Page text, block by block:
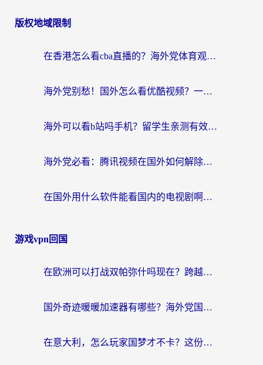
导
版权地域限制
在香港怎么看cba直播的？海外党体育观赛终极指南：告别版权限制，畅享中文解说
海外党别愁！国外怎么看优酷视频？一招解决追剧、看直播难题
海外可以看b站吗手机？留学生亲测有效的回国加速指南
海外党必看：腾讯视频在国外如何解除地域限制？附优酷咪咕使用指南
在国外用什么软件能看国内的电视剧啊？留学生亲测有效的回国加速方案
游戏vpn回国
在欧洲可以打战双帕弥什吗现在？跨越延迟墙的实战指南
国外奇迹暖暖加速器有哪些？海外党国服游戏畅玩终极指南（附亲测推荐）
在意大利，怎么玩家国梦才不卡？这份终极加速指南请收好